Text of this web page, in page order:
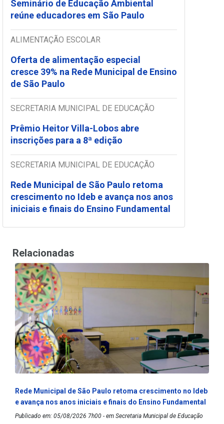
Seminário de Educação Ambiental
reúne educadores em São Paulo
ALIMENTAÇÃO ESCOLAR
Oferta de alimentação especial
cresce 39% na Rede Municipal de Ensino
de São Paulo
SECRETARIA MUNICIPAL DE EDUCAÇÃO
Prêmio Heitor Villa-Lobos abre
inscrições para a 8ª edição
SECRETARIA MUNICIPAL DE EDUCAÇÃO
Rede Municipal de São Paulo retoma
crescimento no Ideb e avança nos anos
iniciais e finais do Ensino Fundamental
Relacionadas
Rede Municipal de São Paulo retoma crescimento no Ideb
e avança nos anos iniciais e finais do Ensino Fundamental
Publicado em: 05/08/2026 7h00 - em Secretaria Municipal de Educação